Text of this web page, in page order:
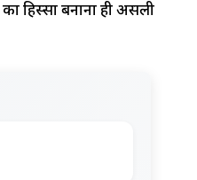
हिस्सा बनाना ही असली